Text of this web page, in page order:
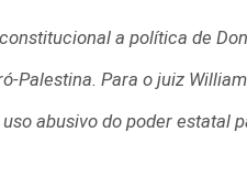
a política de
Palestina. Para o juiz
abusivo do poder estatal